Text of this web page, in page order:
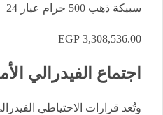
سبيكة ذهب 500 جرام عيار 24
3,308,536.00 EGP
اجتماع الفيدرالي
وتُعد قرارات الاحتياطي